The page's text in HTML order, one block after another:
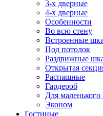
3-х дверные
4-х дверные
Особенности
Во всю стену
Встроенные
Под потолок
Раздвижные
Открытая
Распашные
Гардероб
Для
Эконом
Гостиные